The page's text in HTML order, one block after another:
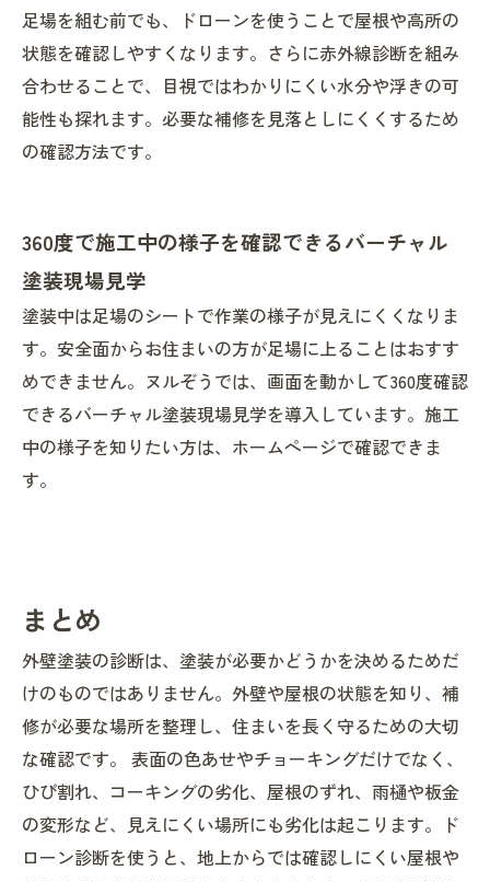
足場を組む前でも、ドローンを使うことで屋根や高所の
状態を確認しやすくなります。さらに赤外線診断を組み
合わせることで、目視ではわかりにくい水分や浮きの可
能性も探れます。必要な補修を見落としにくくするため
の確認方法です。
360度で施工中の様子を確認できるバーチャル
塗装現場見学
塗装中は足場のシートで作業の様子が見えにくくなりま
す。安全面からお住まいの方が足場に上ることはおすす
めできません。ヌルぞうでは、画面を動かして360度確認
できるバーチャル塗装現場見学を導入しています。施工
中の様子を知りたい方は、ホームページで確認できま
す。
まとめ
外壁塗装の診断は、塗装が必要かどうかを決めるためだ
けのものではありません。外壁や屋根の状態を知り、補
修が必要な場所を整理し、住まいを長く守るための大切
な確認です。 表面の色あせやチョーキングだけでなく、
ひび割れ、コーキングの劣化、屋根のずれ、雨樋や板金
の変形など、見えにくい場所にも劣化は起こります。ド
ローン診断を使うと、地上からでは確認しにくい屋根や